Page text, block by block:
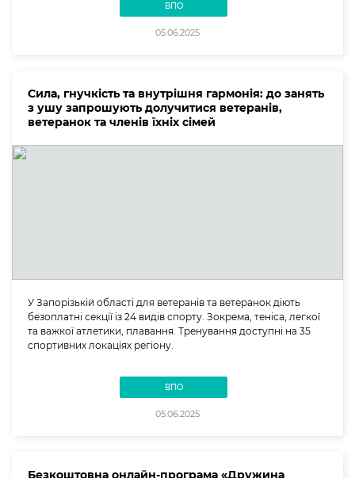
ВПО
05.06.2025
Сила, гнучкість та внутрішня гармонія: до занять
з ушу запрошують долучитися ветеранів,
ветеранок та членів їхніх сімей
У Запорізькій області для ветеранів та ветеранок діють
безоплатні секції із 24 видів спорту. Зокрема, теніса, легкої
та важкої атлетики, плавання. Тренування доступні на 35
спортивних локаціях регіону.
ВПО
05.06.2025
Безкоштовна онлайн-програма «Дружина